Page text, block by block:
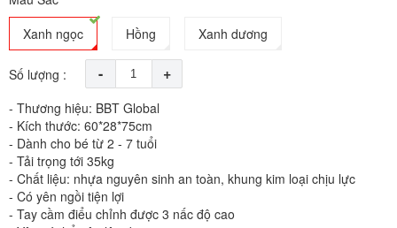
Xanh ngọc
Hồng Xanh dương
Số lượng : - +
- Thương hiệu: BBT Global
- Kích thước: 60*28*75cm
- Dành cho bé từ 2 - 7 tuổi
- Tải trọng tới 35kg
- Chất liệu: nhựa nguyên sinh an toàn, khung kim loại chịu lực
- Có yên ngồi tiện lợi
- Tay cầm điểu chỉnh được 3 nấc độ cao